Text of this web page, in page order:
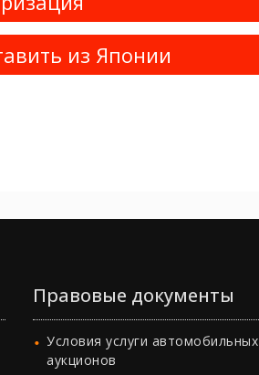
из Японии
Правовые документы
Условия услуги автомобильных
аукционов